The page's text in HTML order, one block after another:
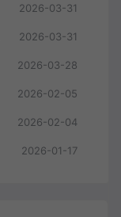
2026-03-31
2026-03-31
2026-03-28
2026-02-05
2026-02-04
2026-01-17